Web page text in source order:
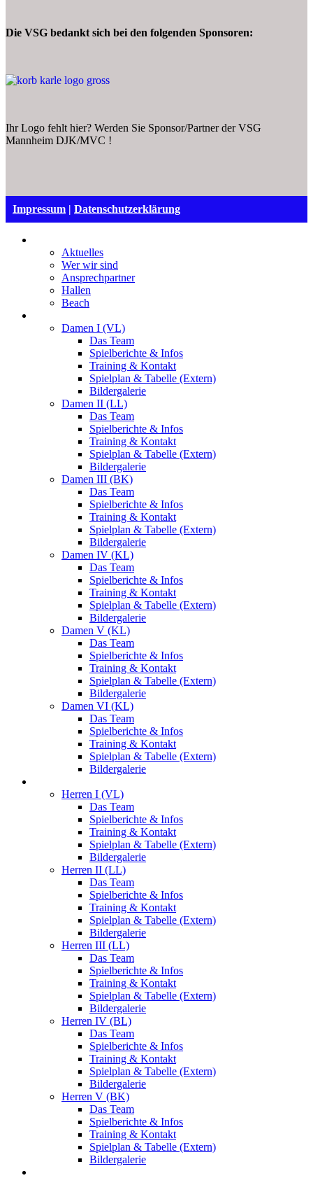
Die VSG bedankt sich bei den folgenden Sponsoren:
Ihr Logo fehlt hier? Werden Sie Sponsor/Partner der VSG
Mannheim DJK/MVC !
Impressum | Datenschutzerklärung
Aktuelles
Wer wir sind
Ansprechpartner
Hallen
Beach
Damen I (VL)
Das Team
Spielberichte & Infos
Training & Kontakt
Spielplan & Tabelle (Extern)
Bildergalerie
Damen II (LL)
Das Team
Spielberichte & Infos
Training & Kontakt
Spielplan & Tabelle (Extern)
Bildergalerie
Damen III (BK)
Das Team
Spielberichte & Infos
Training & Kontakt
Spielplan & Tabelle (Extern)
Bildergalerie
Damen IV (KL)
Das Team
Spielberichte & Infos
Training & Kontakt
Spielplan & Tabelle (Extern)
Bildergalerie
Damen V (KL)
Das Team
Spielberichte & Infos
Training & Kontakt
Spielplan & Tabelle (Extern)
Bildergalerie
Damen VI (KL)
Das Team
Spielberichte & Infos
Training & Kontakt
Spielplan & Tabelle (Extern)
Bildergalerie
Herren I (VL)
Das Team
Spielberichte & Infos
Training & Kontakt
Spielplan & Tabelle (Extern)
Bildergalerie
Herren II (LL)
Das Team
Spielberichte & Infos
Training & Kontakt
Spielplan & Tabelle (Extern)
Bildergalerie
Herren III (LL)
Das Team
Spielberichte & Infos
Training & Kontakt
Spielplan & Tabelle (Extern)
Bildergalerie
Herren IV (BL)
Das Team
Spielberichte & Infos
Training & Kontakt
Spielplan & Tabelle (Extern)
Bildergalerie
Herren V (BK)
Das Team
Spielberichte & Infos
Training & Kontakt
Spielplan & Tabelle (Extern)
Bildergalerie